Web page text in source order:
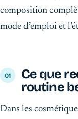
composition
mode d’emploi et
Ce que
routine
Dans les